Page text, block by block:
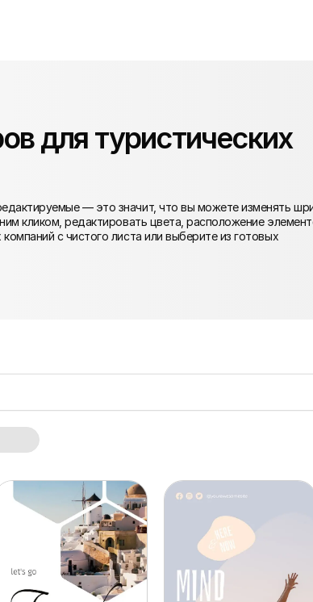
для туристических
— это значит, что вы можете изменять
кликом, редактировать цвета, расположение
с чистого листа или выберите из готовых